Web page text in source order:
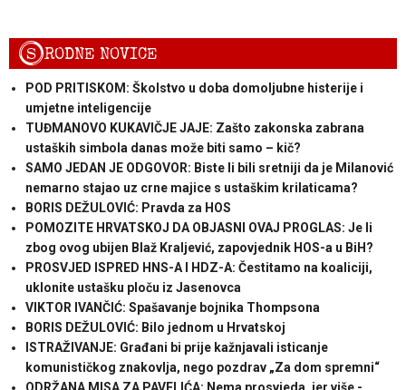
SRODNE NOVICE
POD PRITISKOM: Školstvo u doba domoljubne histerije i
umjetne inteligencije
TUĐMANOVO KUKAVIČJE JAJE: Zašto zakonska zabrana
ustaških simbola danas može biti samo – kič?
SAMO JEDAN JE ODGOVOR: Biste li bili sretniji da je Milanović
nemarno stajao uz crne majice s ustaškim krilaticama?
BORIS DEŽULOVIĆ: Pravda za HOS
POMOZITE HRVATSKOJ DA OBJASNI OVAJ PROGLAS: Je li
zbog ovog ubijen Blaž Kraljević, zapovjednik HOS-a u BiH?
PROSVJED ISPRED HNS-A I HDZ-A: Čestitamo na koaliciji,
uklonite ustašku ploču iz Jasenovca
VIKTOR IVANČIĆ: Spašavanje bojnika Thompsona
BORIS DEŽULOVIĆ: Bilo jednom u Hrvatskoj
ISTRAŽIVANJE: Građani bi prije kažnjavali isticanje
komunističkog znakovlja, nego pozdrav „Za dom spremni“